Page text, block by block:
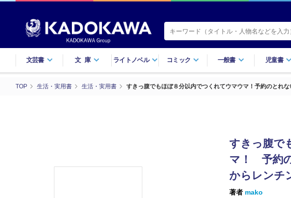
文芸書 文庫 ライトノベル コミック 一般書 児童書
TOP 生活・実用書 生活・実用書 すきっ腹でもほぼ８分以内でつくれてウマウマ！予約のとれ
すきっ腹で
マ！ 予約
からレンチ
著者 mako